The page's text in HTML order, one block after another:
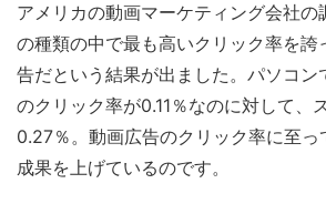
アメリカの動画マーケティング会社の
の種類の中で最も高いクリック率を誇
告だという結果が出ました。パソコン
のクリック率が0.11％なのに対して、
0.27％。動画広告のクリック率に至
成果を上げているのです。